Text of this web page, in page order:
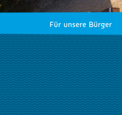
Für unsere Bürger